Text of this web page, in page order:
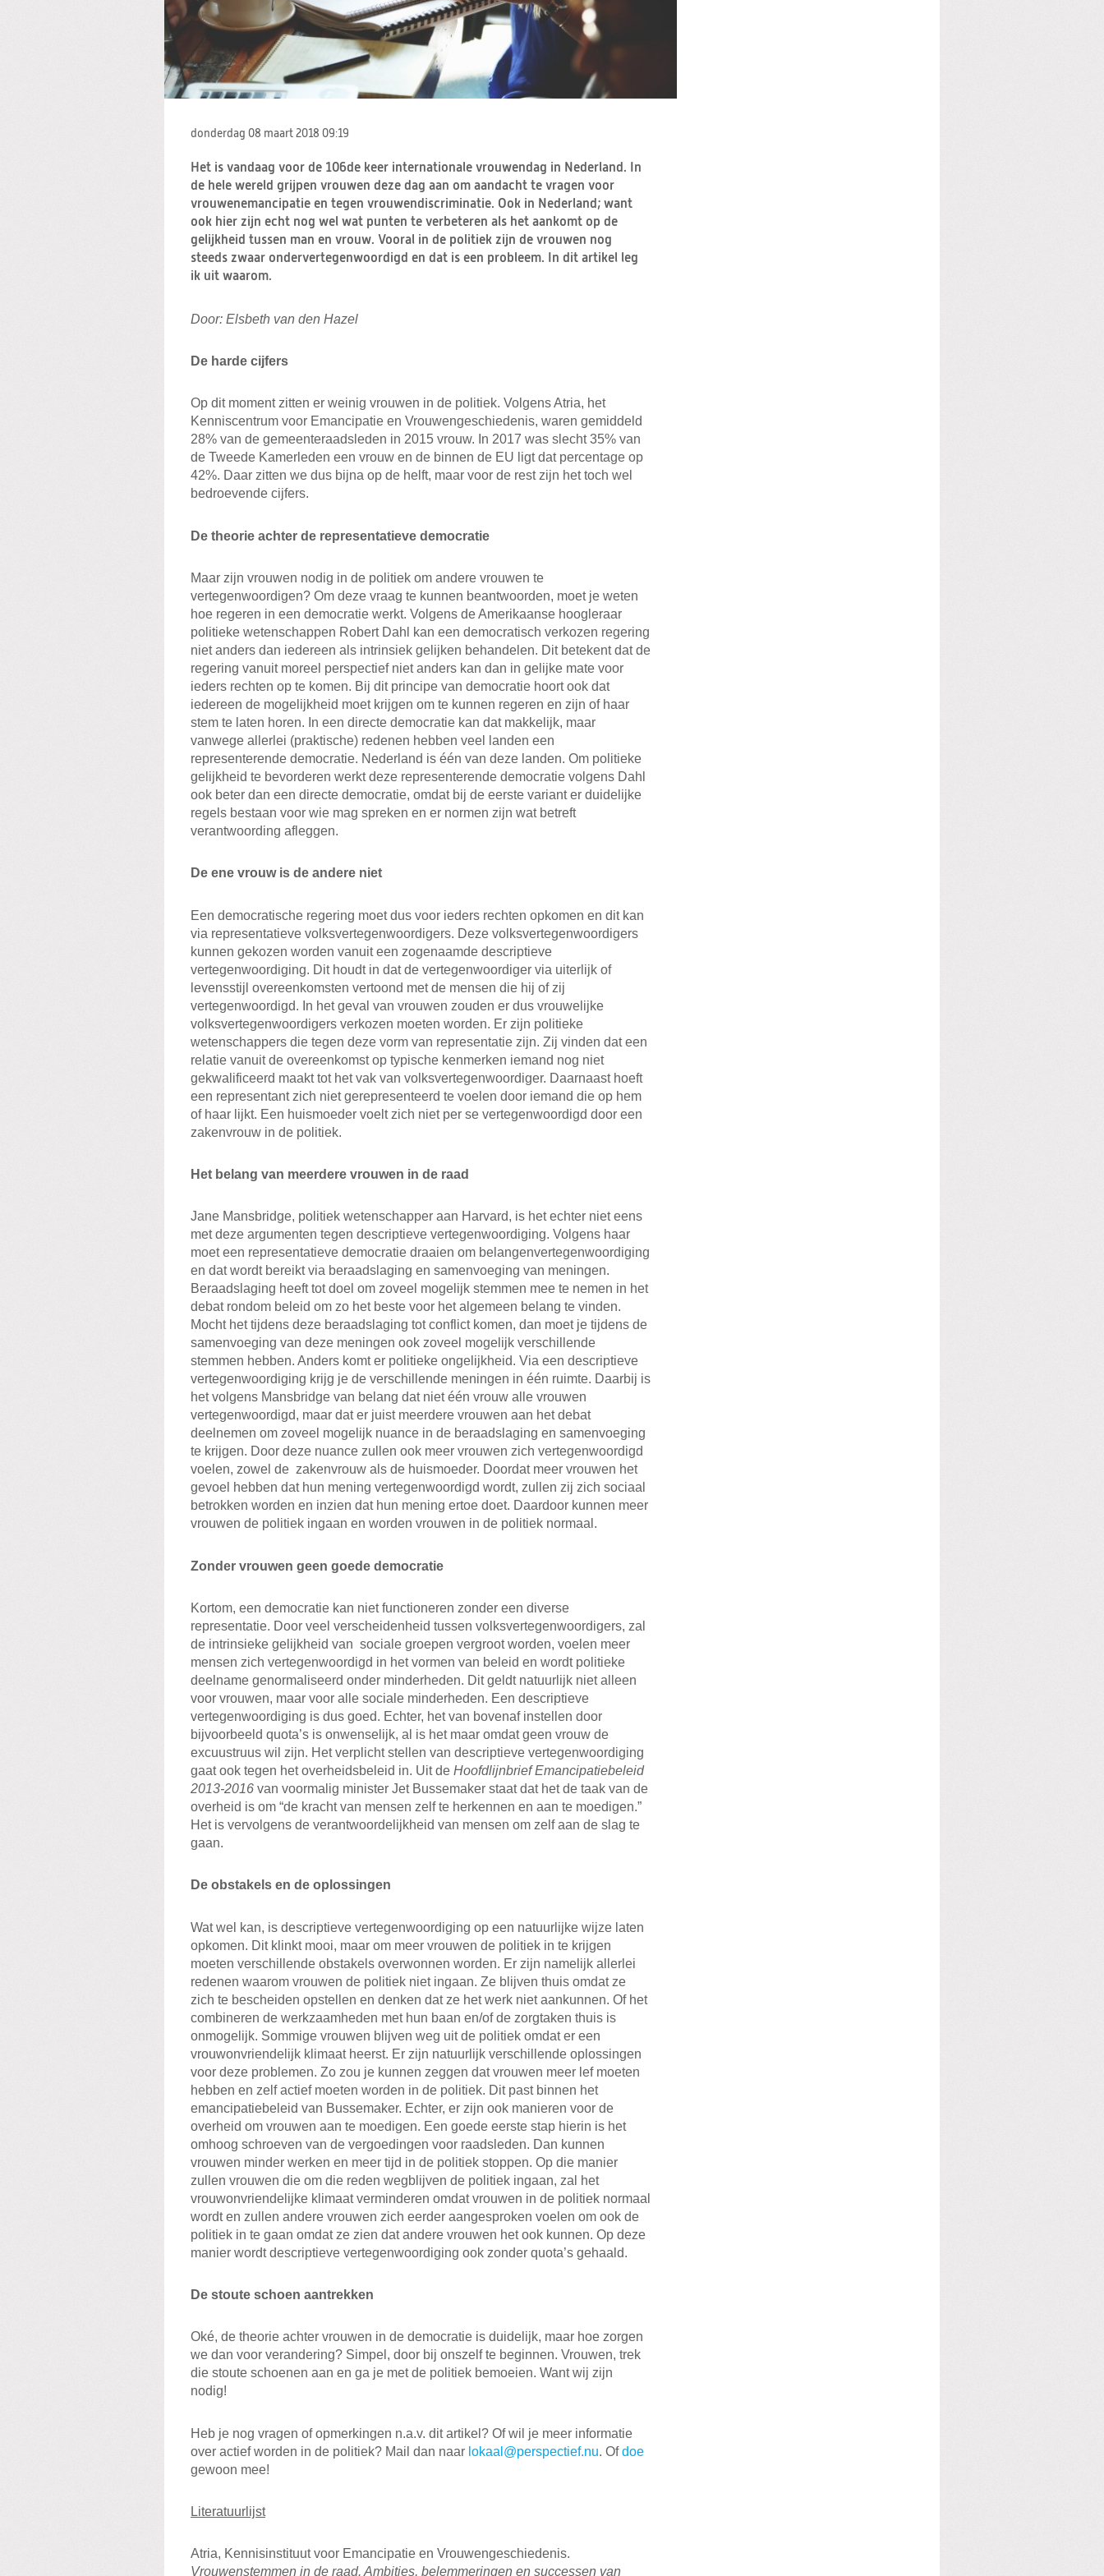
donderdag 08 maart 2018 09:19
Het is vandaag voor de 106de keer internationale vrouwendag in Nederland. In
de hele wereld grijpen vrouwen deze dag aan om aandacht te vragen voor
vrouwenemancipatie en tegen vrouwendiscriminatie. Ook in Nederland; want
ook hier zijn echt nog wel wat punten te verbeteren als het aankomt op de
gelijkheid tussen man en vrouw. Vooral in de politiek zijn de vrouwen nog
steeds zwaar ondervertegenwoordigd en dat is een probleem. In dit artikel leg
ik uit waarom.
Door: Elsbeth van den Hazel
De harde cijfers
Op dit moment zitten er weinig vrouwen in de politiek. Volgens Atria, het
Kenniscentrum voor Emancipatie en Vrouwengeschiedenis, waren gemiddeld
28% van de gemeenteraadsleden in 2015 vrouw. In 2017 was slecht 35% van
de Tweede Kamerleden een vrouw en de binnen de EU ligt dat percentage op
42%. Daar zitten we dus bijna op de helft, maar voor de rest zijn het toch wel
bedroevende cijfers.
De theorie achter de representatieve democratie
Maar zijn vrouwen nodig in de politiek om andere vrouwen te
vertegenwoordigen? Om deze vraag te kunnen beantwoorden, moet je weten
hoe regeren in een democratie werkt. Volgens de Amerikaanse hoogleraar
politieke wetenschappen Robert Dahl kan een democratisch verkozen regering
niet anders dan iedereen als intrinsiek gelijken behandelen. Dit betekent dat de
regering vanuit moreel perspectief niet anders kan dan in gelijke mate voor
ieders rechten op te komen. Bij dit principe van democratie hoort ook dat
iedereen de mogelijkheid moet krijgen om te kunnen regeren en zijn of haar
stem te laten horen. In een directe democratie kan dat makkelijk, maar
vanwege allerlei (praktische) redenen hebben veel landen een
representerende democratie. Nederland is één van deze landen. Om politieke
gelijkheid te bevorderen werkt deze representerende democratie volgens Dahl
ook beter dan een directe democratie, omdat bij de eerste variant er duidelijke
regels bestaan voor wie mag spreken en er normen zijn wat betreft
verantwoording afleggen.
De ene vrouw is de andere niet
Een democratische regering moet dus voor ieders rechten opkomen en dit kan
via representatieve volksvertegenwoordigers. Deze volksvertegenwoordigers
kunnen gekozen worden vanuit een zogenaamde descriptieve
vertegenwoordiging. Dit houdt in dat de vertegenwoordiger via uiterlijk of
levensstijl overeenkomsten vertoond met de mensen die hij of zij
vertegenwoordigd. In het geval van vrouwen zouden er dus vrouwelijke
volksvertegenwoordigers verkozen moeten worden. Er zijn politieke
wetenschappers die tegen deze vorm van representatie zijn. Zij vinden dat een
relatie vanuit de overeenkomst op typische kenmerken iemand nog niet
gekwalificeerd maakt tot het vak van volksvertegenwoordiger. Daarnaast hoeft
een representant zich niet gerepresenteerd te voelen door iemand die op hem
of haar lijkt. Een huismoeder voelt zich niet per se vertegenwoordigd door een
zakenvrouw in de politiek.
Het belang van meerdere vrouwen in de raad
Jane Mansbridge, politiek wetenschapper aan Harvard, is het echter niet eens
met deze argumenten tegen descriptieve vertegenwoordiging. Volgens haar
moet een representatieve democratie draaien om belangenvertegenwoordiging
en dat wordt bereikt via beraadslaging en samenvoeging van meningen.
Beraadslaging heeft tot doel om zoveel mogelijk stemmen mee te nemen in het
debat rondom beleid om zo het beste voor het algemeen belang te vinden.
Mocht het tijdens deze beraadslaging tot conflict komen, dan moet je tijdens de
samenvoeging van deze meningen ook zoveel mogelijk verschillende
stemmen hebben. Anders komt er politieke ongelijkheid. Via een descriptieve
vertegenwoordiging krijg je de verschillende meningen in één ruimte. Daarbij is
het volgens Mansbridge van belang dat niet één vrouw alle vrouwen
vertegenwoordigd, maar dat er juist meerdere vrouwen aan het debat
deelnemen om zoveel mogelijk nuance in de beraadslaging en samenvoeging
te krijgen. Door deze nuance zullen ook meer vrouwen zich vertegenwoordigd
voelen, zowel de zakenvrouw als de huismoeder. Doordat meer vrouwen het
gevoel hebben dat hun mening vertegenwoordigd wordt, zullen zij zich sociaal
betrokken worden en inzien dat hun mening ertoe doet. Daardoor kunnen meer
vrouwen de politiek ingaan en worden vrouwen in de politiek normaal.
Zonder vrouwen geen goede democratie
Kortom, een democratie kan niet functioneren zonder een diverse
representatie. Door veel verscheidenheid tussen volksvertegenwoordigers, zal
de intrinsieke gelijkheid van sociale groepen vergroot worden, voelen meer
mensen zich vertegenwoordigd in het vormen van beleid en wordt politieke
deelname genormaliseerd onder minderheden. Dit geldt natuurlijk niet alleen
voor vrouwen, maar voor alle sociale minderheden. Een descriptieve
vertegenwoordiging is dus goed. Echter, het van bovenaf instellen door
bijvoorbeeld quota’s is onwenselijk, al is het maar omdat geen vrouw de
excuustruus wil zijn. Het verplicht stellen van descriptieve vertegenwoordiging
gaat ook tegen het overheidsbeleid in. Uit de Hoofdlijnbrief Emancipatiebeleid
2013-2016 van voormalig minister Jet Bussemaker staat dat het de taak van de
overheid is om “de kracht van mensen zelf te herkennen en aan te moedigen.”
Het is vervolgens de verantwoordelijkheid van mensen om zelf aan de slag te
gaan.
De obstakels en de oplossingen
Wat wel kan, is descriptieve vertegenwoordiging op een natuurlijke wijze laten
opkomen. Dit klinkt mooi, maar om meer vrouwen de politiek in te krijgen
moeten verschillende obstakels overwonnen worden. Er zijn namelijk allerlei
redenen waarom vrouwen de politiek niet ingaan. Ze blijven thuis omdat ze
zich te bescheiden opstellen en denken dat ze het werk niet aankunnen. Of het
combineren de werkzaamheden met hun baan en/of de zorgtaken thuis is
onmogelijk. Sommige vrouwen blijven weg uit de politiek omdat er een
vrouwonvriendelijk klimaat heerst. Er zijn natuurlijk verschillende oplossingen
voor deze problemen. Zo zou je kunnen zeggen dat vrouwen meer lef moeten
hebben en zelf actief moeten worden in de politiek. Dit past binnen het
emancipatiebeleid van Bussemaker. Echter, er zijn ook manieren voor de
overheid om vrouwen aan te moedigen. Een goede eerste stap hierin is het
omhoog schroeven van de vergoedingen voor raadsleden. Dan kunnen
vrouwen minder werken en meer tijd in de politiek stoppen. Op die manier
zullen vrouwen die om die reden wegblijven de politiek ingaan, zal het
vrouwonvriendelijke klimaat verminderen omdat vrouwen in de politiek normaal
wordt en zullen andere vrouwen zich eerder aangesproken voelen om ook de
politiek in te gaan omdat ze zien dat andere vrouwen het ook kunnen. Op deze
manier wordt descriptieve vertegenwoordiging ook zonder quota’s gehaald.
De stoute schoen aantrekken
Oké, de theorie achter vrouwen in de democratie is duidelijk, maar hoe zorgen
we dan voor verandering? Simpel, door bij onszelf te beginnen. Vrouwen, trek
die stoute schoenen aan en ga je met de politiek bemoeien. Want wij zijn
nodig!
Heb je nog vragen of opmerkingen n.a.v. dit artikel? Of wil je meer informatie
over actief worden in de politiek? Mail dan naar lokaal@perspectief.nu. Ofdoe
gewoon mee!
Literatuurlijst
Atria, Kennisinstituut voor Emancipatie en Vrouwengeschiedenis.
Vrouwenstemmen in de raad. Ambities, belemmeringen en successen van